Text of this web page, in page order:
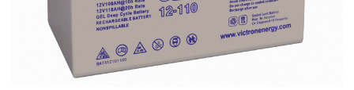
Incarcatoare acumulatori
Panouri fotovoltaice si accesorii
Panouri fotovoltaice
Sisteme prindere panouri